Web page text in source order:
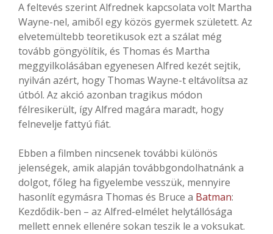
A feltevés szerint Alfrednek kapcsolata volt Martha
Wayne-nel, amiből egy közös gyermek született. Az
elvetemültebb teoretikusok ezt a szálat még
tovább göngyölítik, és Thomas és Martha
meggyilkolásában egyenesen Alfred kezét sejtik,
nyilván azért, hogy Thomas Wayne-t eltávolítsa az
útból. Az akció azonban tragikus módon
félresikerült, így Alfred magára maradt, hogy
felnevelje fattyú fiát.
Ebben a filmben nincsenek további különös
jelenségek, amik alapján továbbgondolhatnánk a
dolgot, főleg ha figyelembe vesszük, mennyire
hasonlít egymásra Thomas és Bruce a Batman:
Kezdődik-ben – az Alfred-elmélet helytállósága
mellett ennek ellenére sokan teszik le a voksukat.